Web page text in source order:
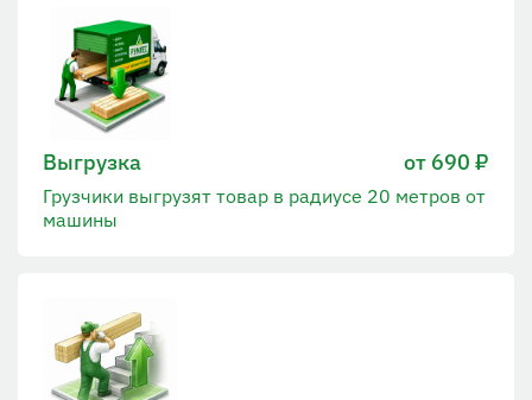
Выгрузка от 690 ₽
Грузчики выгрузят товар в радиусе 20 метров от
машины